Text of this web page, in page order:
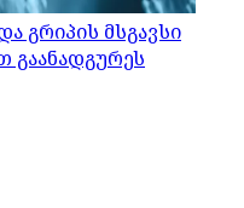
გრიპის მსგავსი
გაანადგურეს